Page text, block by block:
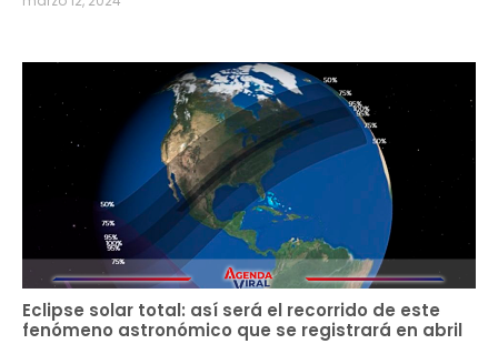
Eclipse solar total: así será el recorrido de este
fenómeno astronómico que se registrará en abril